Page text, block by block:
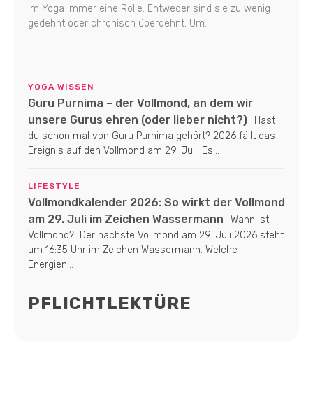
im Yoga immer eine Rolle. Entweder sind sie zu wenig
gedehnt oder chronisch überdehnt. Um...
YOGA WISSEN
Guru Purnima – der Vollmond, an dem wir
unsere Gurus ehren (oder lieber nicht?)
Hast
du schon mal von Guru Purnima gehört? 2026 fällt das
Ereignis auf den Vollmond am 29. Juli. Es...
LIFESTYLE
Vollmondkalender 2026: So wirkt der Vollmond
am 29. Juli im Zeichen Wassermann
Wann ist
Vollmond? Der nächste Vollmond am 29. Juli 2026 steht
um 16:35 Uhr im Zeichen Wassermann. Welche
Energien...
PFLICHTLEKTÜRE